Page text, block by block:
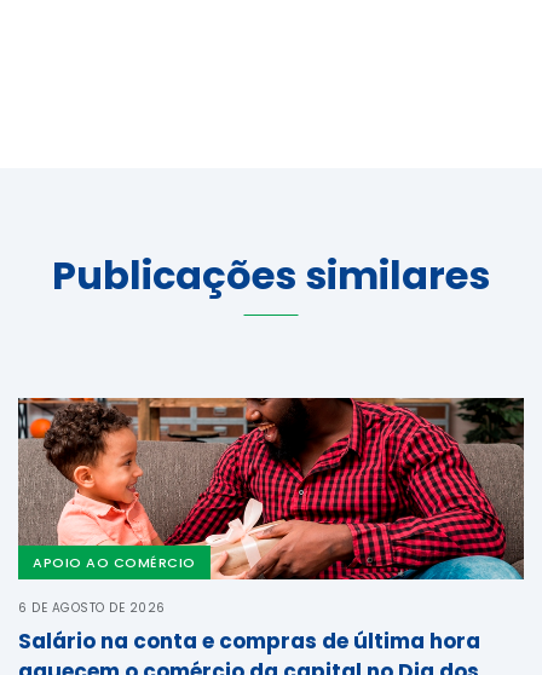
Publicações similares
APOIO AO COMÉRCIO
6 DE AGOSTO DE 2026
Salário na conta e compras de última hora